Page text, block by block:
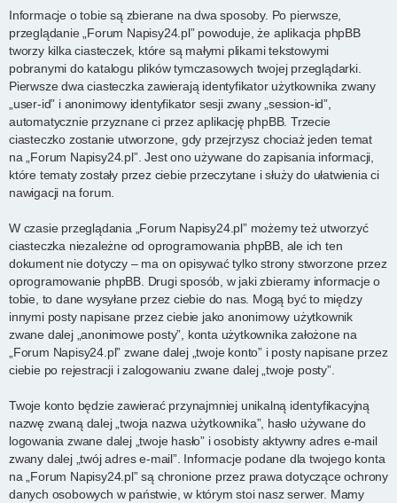
Informacje o tobie są zbierane na dwa sposoby. Po pierwsze,
przeglądanie „Forum Napisy24.pl” powoduje, że aplikacja phpBB
tworzy kilka ciasteczek, które są małymi plikami tekstowymi
pobranymi do katalogu plików tymczasowych twojej przeglądarki.
Pierwsze dwa ciasteczka zawierają identyfikator użytkownika zwany
„user-id” i anonimowy identyfikator sesji zwany „session-id”,
automatycznie przyznane ci przez aplikację phpBB. Trzecie
ciasteczko zostanie utworzone, gdy przejrzysz chociaż jeden temat
na „Forum Napisy24.pl”. Jest ono używane do zapisania informacji,
które tematy zostały przez ciebie przeczytane i służy do ułatwienia ci
nawigacji na forum.
W czasie przeglądania „Forum Napisy24.pl” możemy też utworzyć
ciasteczka niezależne od oprogramowania phpBB, ale ich ten
dokument nie dotyczy – ma on opisywać tylko strony stworzone przez
oprogramowanie phpBB. Drugi sposób, w jaki zbieramy informacje o
tobie, to dane wysyłane przez ciebie do nas. Mogą być to między
innymi posty napisane przez ciebie jako anonimowy użytkownik
zwane dalej „anonimowe posty”, konta użytkownika założone na
„Forum Napisy24.pl” zwane dalej „twoje konto” i posty napisane przez
ciebie po rejestracji i zalogowaniu zwane dalej „twoje posty”.
Twoje konto będzie zawierać przynajmniej unikalną identyfikacyjną
nazwę zwaną dalej „twoja nazwa użytkownika”, hasło używane do
logowania zwane dalej „twoje hasło” i osobisty aktywny adres e-mail
zwany dalej „twój adres e-mail”. Informacje podane dla twojego konta
na „Forum Napisy24.pl” są chronione przez prawa dotyczące ochrony
danych osobowych w państwie, w którym stoi nasz serwer. Mamy